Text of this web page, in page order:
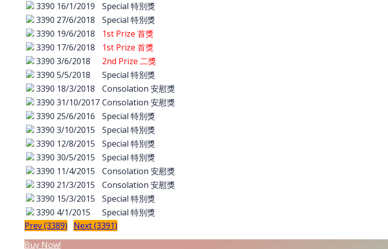
3390 16/1/2019
Special 特別獎
3390 27/6/2018
Special 特別獎
3390 19/6/2018
1st Prize 首獎
3390 17/6/2018
1st Prize 首獎
3390 3/6/2018
2nd Prize 二獎
3390 5/5/2018
Special 特別獎
3390 18/3/2018
Consolation 安慰獎
3390 31/10/2017 Consolation 安慰獎
3390 25/6/2016
Special 特別獎
3390 3/10/2015
Special 特別獎
3390 12/8/2015
Special 特別獎
3390 30/5/2015
Special 特別獎
3390 11/4/2015
Consolation 安慰獎
3390 21/3/2015
Consolation 安慰獎
3390 15/3/2015
Special 特別獎
3390 4/1/2015
Special 特別獎
Prev (3389)
Next (3391)
Buy Now!